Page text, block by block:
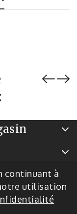
continuant à
utilisation
par